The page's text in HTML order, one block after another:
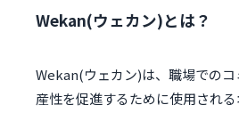
Wekan(ウェカン)とは？
Wekan(ウェカン)は、職場での
産性を促進するために使用され